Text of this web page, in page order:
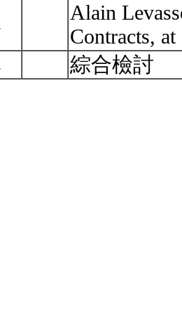
Alain
Contracts,
綜合檢討